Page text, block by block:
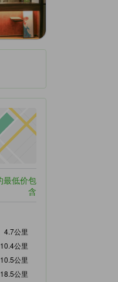
最低价包
含
4.7公里
10.4公里
10.5公里
18.5公里